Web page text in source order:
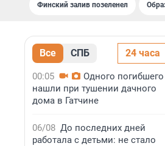
Финский залив позеленел
Все СПБ 24 часа
00:05
Одного погибшего
нашли при тушении дачного
дома в Гатчине
06/08 До последних дней
работала с детьми: не стало